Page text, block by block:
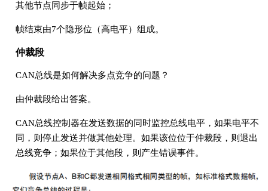
其他节点同步于帧起始；
帧结束由7个隐形位（高电平）组成。
仲裁段
CAN总线是如何解决多点竞争的问题？
由仲裁段给出答案。
CAN总线控制器在发送数据的同时监控总线电平，如果电平不
同，则停止发送并做其他处理。如果该位位于仲裁段，则退出
总线竞争；如果位于其他段，则产生错误事件。